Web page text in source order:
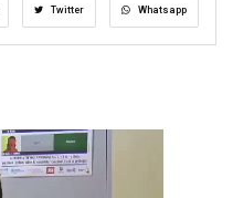
Twitter Whatsapp